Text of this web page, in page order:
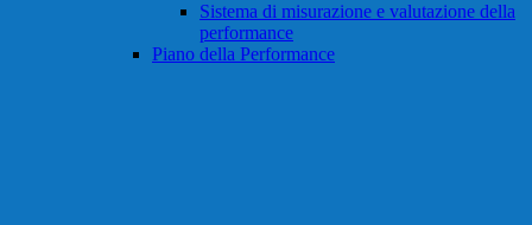
Sistema di misurazione e valutazione della
performance
Piano della Performance